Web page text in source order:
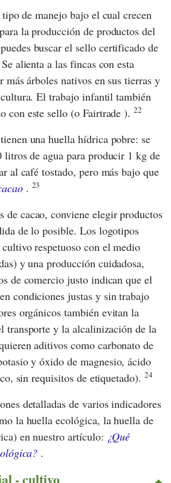
de manejo bajo el cual crecen
la producción de productos del
buscar el sello certificado de
alienta a las fincas con esta
árboles nativos en sus tierras y
El trabajo infantil también
con este sello (o Fairtrade ).22
una huella hídrica pobre: se
litros de agua para producir 1 kg de
al café tostado, pero más bajo que
. 23
de cacao, conviene elegir productos
de lo posible. Los logotipos
respetuoso con el medio
y una producción cuidadosa,
de comercio justo indican que el
condiciones justas y sin trabajo
orgánicos también evitan la
transporte y la alcalinización de la
aditivos como carbonato de
y óxido de magnesio, ácido
sin requisitos de etiquetado). 24
detalladas de varios indicadores
la huella ecológica, la huella de
en nuestro artículo: ¿Qué
.
- cultivo